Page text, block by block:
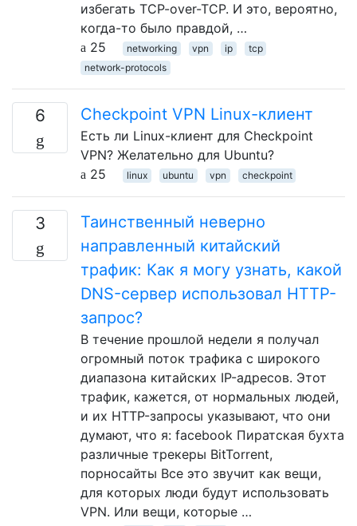
избегать TCP-over-TCP. И это, вероятно,
когда-то было правдой, …
25
networking vpn ip
tcp
network-protocols
6 Checkpoint VPN Linux-клиент
Есть ли Linux-клиент для Checkpoint
VPN? Желательно для Ubuntu?
25
linux ubuntu vpn checkpoint
3
Таинственный неверно
направленный китайский
трафик: Как я могу узнать, какой
DNS-сервер использовал HTTP-
запрос?
В течение прошлой недели я получал
огромный поток трафика с широкого
диапазона китайских IP-адресов. Этот
трафик, кажется, от нормальных людей,
и их HTTP-запросы указывают, что они
думают, что я: facebook Пиратская бухта
различные трекеры BitTorrent,
порносайты Все это звучит как вещи,
для которых люди будут использовать
VPN. Или вещи, которые …